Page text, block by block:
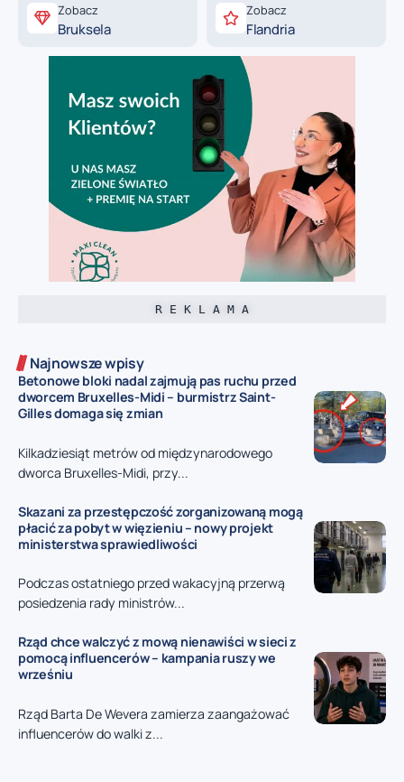
Zobacz
Bruksela
Zobacz
Flandria
R E K L A M A
Najnowsze wpisy
Betonowe bloki nadal zajmują pas ruchu przed
dworcem Bruxelles-Midi – burmistrz Saint-
Gilles domaga się zmian
Kilkadziesiąt metrów od międzynarodowego
dworca Bruxelles-Midi, przy...
Skazani za przestępczość zorganizowaną mogą
płacić za pobyt w więzieniu – nowy projekt
ministerstwa sprawiedliwości
Podczas ostatniego przed wakacyjną przerwą
posiedzenia rady ministrów...
Rząd chce walczyć z mową nienawiści w sieci z
pomocą influencerów – kampania ruszy we
wrześniu
Rząd Barta De Wevera zamierza zaangażować
influencerów do walki z...